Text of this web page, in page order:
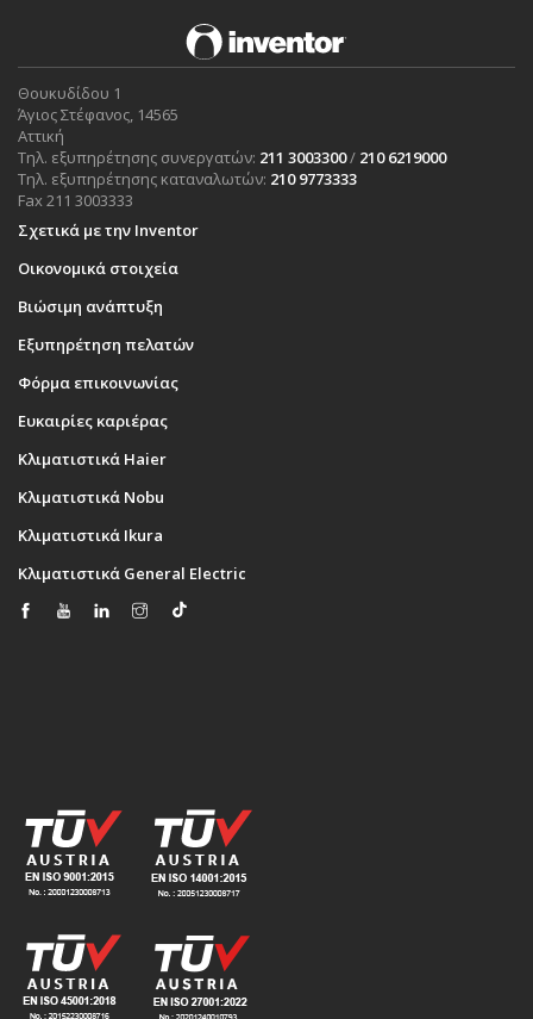
Θουκυδίδου 1
Άγιος Στέφανος, 14565
Αττική
Τηλ. εξυπηρέτησης συνεργατών: 211 3003300/ 210 6219000
Τηλ. εξυπηρέτησης καταναλωτών: 210 9773333
Fax 211 3003333
Σχετικά με την Inventor
Οικονομικά στοιχεία
Βιώσιμη ανάπτυξη
Εξυπηρέτηση πελατών
Φόρμα επικοινωνίας
Ευκαιρίες καριέρας
Κλιματιστικά Haier
Κλιματιστικά Nobu
Κλιματιστικά Ikura
Κλιματιστικά General Electric